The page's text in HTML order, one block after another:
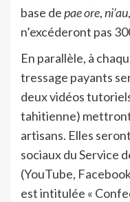
base depae ore,ni’au
n’excéderont pas
En parallèle, à
tressage payants
deux vidéos
tahitienne)
artisans. Elles
sociaux du Service
(YouTube,
est intitulée «